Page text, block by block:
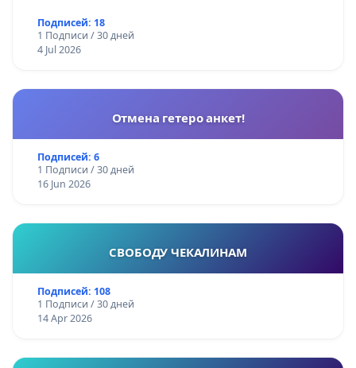
Подписей: 18
1 Подписи / 30 дней
4 Jul 2026
Отмена гетеро анкет!
Подписей: 6
1 Подписи / 30 дней
16 Jun 2026
СВОБОДУ ЧЕКАЛИНАМ
Подписей: 108
1 Подписи / 30 дней
14 Apr 2026